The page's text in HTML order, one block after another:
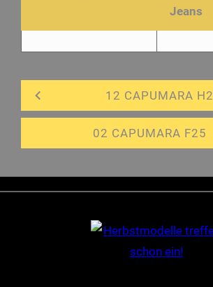
Jeans
12 CAPUMARA
02 CAPUMARA F25